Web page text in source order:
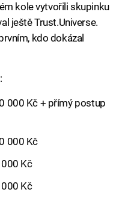
kole vytvořili skupinku
ještě Trust.Universe.
kdo dokázal
:
000 Kč + přímý postup
000 Kč
Kč
Kč